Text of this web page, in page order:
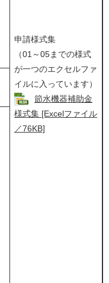
申請様式集
（01～05までの様式
が一つのエクセルファ
イルに入っています）
節水機器補助金
様式集 [Excelファイル
／76KB]